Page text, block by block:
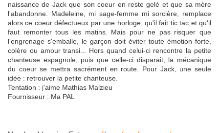
naissance de Jack que son coeur en reste gelé et que sa mère
l'abandonne. Madeleine, mi sage-femme mi sorcière, remplace
alors ce coeur défectueux par une horloge, qu'il fait tic tac et qu'il
faut remonter tous les matins. Mais pour ne pas risquer que
l'engrenage s'emballe, le garçon doit éviter toute émotion forte,
colère ou amour transi... Hors quand celui-ci rencontre la petite
chanteuse espagnole, puis que celle-ci disparait, la mécanique
du coeur se mettra sacrément en route. Pour Jack, une seule
idée : retrouver la petite chanteuse.
Tentation : j'aime Mathias Malzieu
Fournisseur : Ma PAL